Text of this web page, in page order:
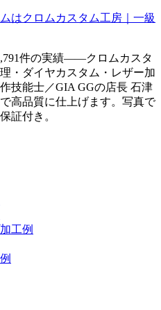
件の実績——クロムカスタ
・ダイヤカスタム・レザー加
技能士／GIA GGの店長 石津
高品質に仕上げます。写真で
証付き。
工例